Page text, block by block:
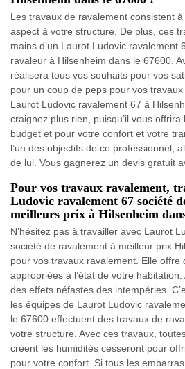
Les travaux de ravalement consistent
aspect à votre structure. De plus, ces
mains d’un Laurot Ludovic ravalement
ravaleur à Hilsenheim dans le 67600.
réalisera tous vos souhaits pour vos
pour un coup de peps pour vos
Laurot Ludovic ravalement 67 à
craignez plus rien, puisqu’il vous
budget et pour votre confort et votre
l’un des objectifs de ce professionnel,
de lui. Vous gagnerez un devis gratuit
Pour vos travaux ravalement,
Ludovic ravalement 67 société
meilleurs prix à Hilsenheim
N’hésitez pas à travailler avec Laurot
société de ravalement à meilleur prix
pour vos travaux ravalement. Elle offre
appropriées à l’état de votre
des effets néfastes des intempéries.
les équipes de Laurot Ludovic
le 67600 effectuent des travaux de
votre structure. Avec ces travaux,
créent les humidités cesseront pour
pour votre confort. Si tous les